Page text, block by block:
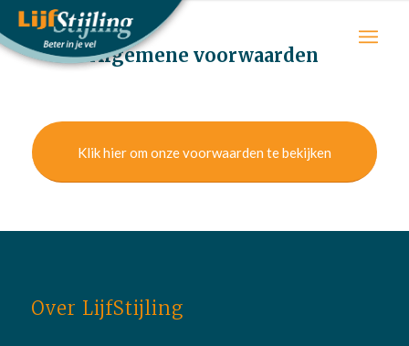
Algemene voorwaarden
Klik hier om onze voorwaarden te bekijken
Over LijfStijling